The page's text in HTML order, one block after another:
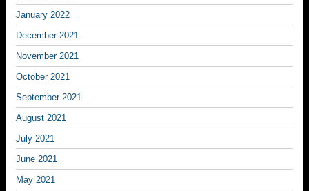
January 2022
December 2021
November 2021
October 2021
September 2021
August 2021
July 2021
June 2021
May 2021